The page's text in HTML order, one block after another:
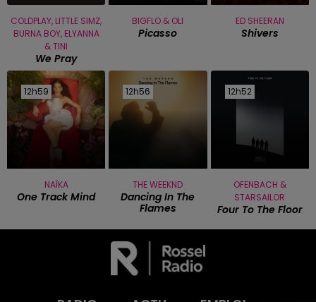
COLDPLAY, LITTLE SIMZ,
BURNA BOY, ELYANNA
& TINI
We Pray
BIGFLO & OLI
Picasso
ED SHEERAN
Shivers
12h59
12h59
NAÏKA
One Track Mind
12h56
12h56
THE WEEKND
Dancing In The
Flames
12h52
12h52
OFENBACH &
STARSAILOR
Four To The Floor